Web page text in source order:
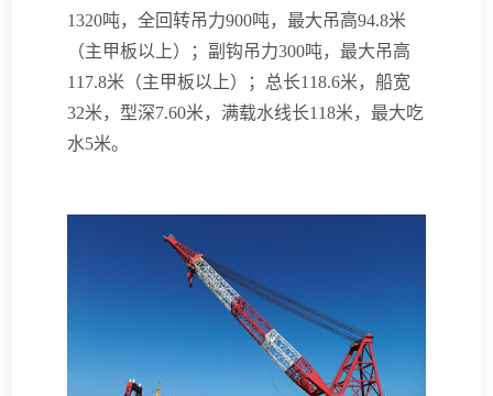
1320吨，全回转吊力900吨，最大吊高94.8米
（主甲板以上）；副钩吊力300吨，最大吊高
117.8米（主甲板以上）；总长118.6米，船宽
32米，型深7.60米，满载水线长118米，最大吃
水5米。